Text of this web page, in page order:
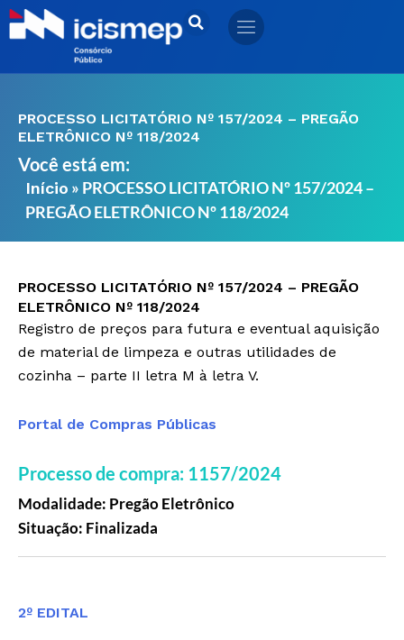
Ir
para
PROCESSO LICITATÓRIO Nº 157/2024 – PREGÃO
ELETRÔNICO Nº 118/2024
Você está em:
Início » PROCESSO LICITATÓRIO Nº 157/2024 –
PREGÃO ELETRÔNICO Nº 118/2024
PROCESSO LICITATÓRIO Nº 157/2024 – PREGÃO
ELETRÔNICO Nº 118/2024
Registro de preços para futura e eventual aquisição
de material de limpeza e outras utilidades de
cozinha – parte II letra M à letra V.
Portal de Compras Públicas
Processo de compra: 1157/2024
Modalidade: Pregão Eletrônico
Situação: Finalizada
2º EDITAL